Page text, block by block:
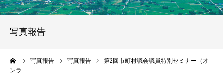
写真報告
写真報告 写真報告
第2回市町村議会議員特別セミナー（オ
ンラ…